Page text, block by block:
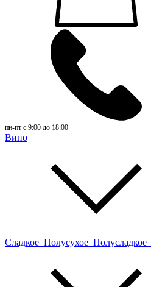
пн-пт с 9:00 до 18:00
Вино
Сладкое Полусухое Полусладкое